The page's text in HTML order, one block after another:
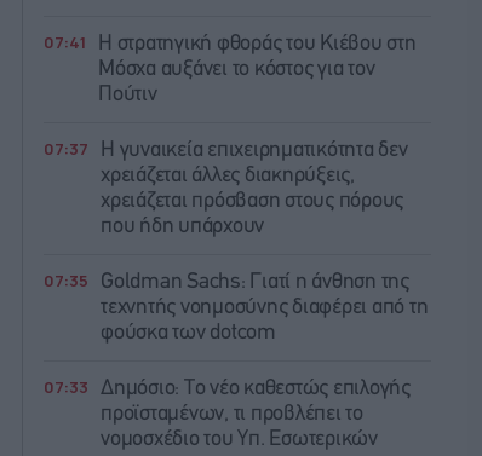
07:41
Η στρατηγική φθοράς του Κιέβου στη
Μόσχα αυξάνει το κόστος για τον
Πούτιν
07:37
Η γυναικεία επιχειρηματικότητα δεν
χρειάζεται άλλες διακηρύξεις,
χρειάζεται πρόσβαση στους πόρους
που ήδη υπάρχουν
07:35
Goldman Sachs: Γιατί η άνθηση της
τεχνητής νοημοσύνης διαφέρει από τη
φούσκα των dotcom
07:33
Δημόσιο: Το νέο καθεστώς επιλογής
προϊσταμένων, τι προβλέπει το
νομοσχέδιο του Υπ. Εσωτερικών